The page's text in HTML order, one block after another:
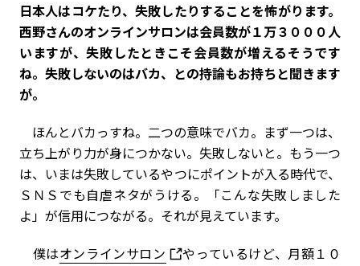
――日本人はコケたり、失敗したりすることを怖がります。
西野さんのオンラインサロンは会員数が１万３０００人
いますが、失敗したときこそ会員数が増えるそうです
ね。失敗しないのはバカ、との持論もお持ちと聞きます
が。
ほんとバカっすね。二つの意味でバカ。まず一つは、
立ち上がり力が身につかない。失敗しないと。もう一つ
は、いまは失敗しているやつにポイントが入る時代で、
ＳＮＳでも自虐ネタがうける。「こんな失敗しました
よ」が信用につながる。それが見えています。
僕はオンラインサロン
やっているけど、月額１０